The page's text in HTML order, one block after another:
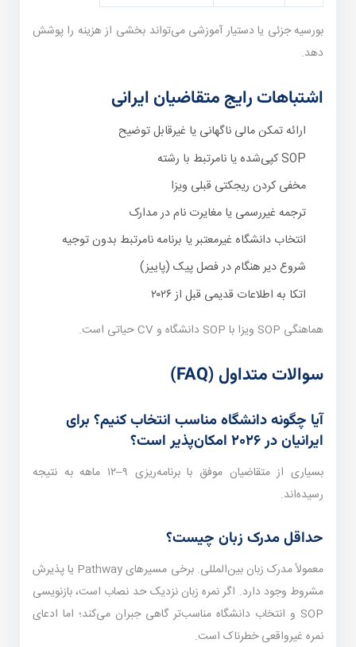
بورسیه جزئی یا دستیار آموزشی می‌تواند بخشی از هزینه را پوشش
دهد.
اشتباهات رایج متقاضیان ایرانی
ارائه تمکن مالی ناگهانی یا غیرقابل توضیح
SOP کپی‌شده یا نامرتبط با رشته
مخفی کردن ریجکتی قبلی ویزا
ترجمه غیررسمی یا مغایرت نام در مدارک
انتخاب دانشگاه غیرمعتبر یا برنامه نامرتبط بدون توجیه
شروع دیر هنگام در فصل پیک (پاییز)
اتکا به اطلاعات قدیمی قبل از ۲۰۲۶
هماهنگی SOP ویزا با SOP دانشگاه و CV حیاتی است.
سوالات متداول (FAQ)
آیا چگونه دانشگاه مناسب انتخاب کنیم؟ برای
ایرانیان در ۲۰۲۶ امکان‌پذیر است؟
بسیاری از متقاضیان موفق با برنامه‌ریزی ۹–۱۲ ماهه به نتیجه
رسیده‌اند.
حداقل مدرک زبان چیست؟
معمولاً مدرک زبان بین‌المللی. برخی مسیرهای Pathway یا پذیرش
مشروط وجود دارد. اگر نمره زبان نزدیک حد نصاب است، بازنویسی
SOP و انتخاب دانشگاه مناسب‌تر گاهی جبران می‌کند؛ اما ادعای
نمره غیرواقعی خطرناک است.